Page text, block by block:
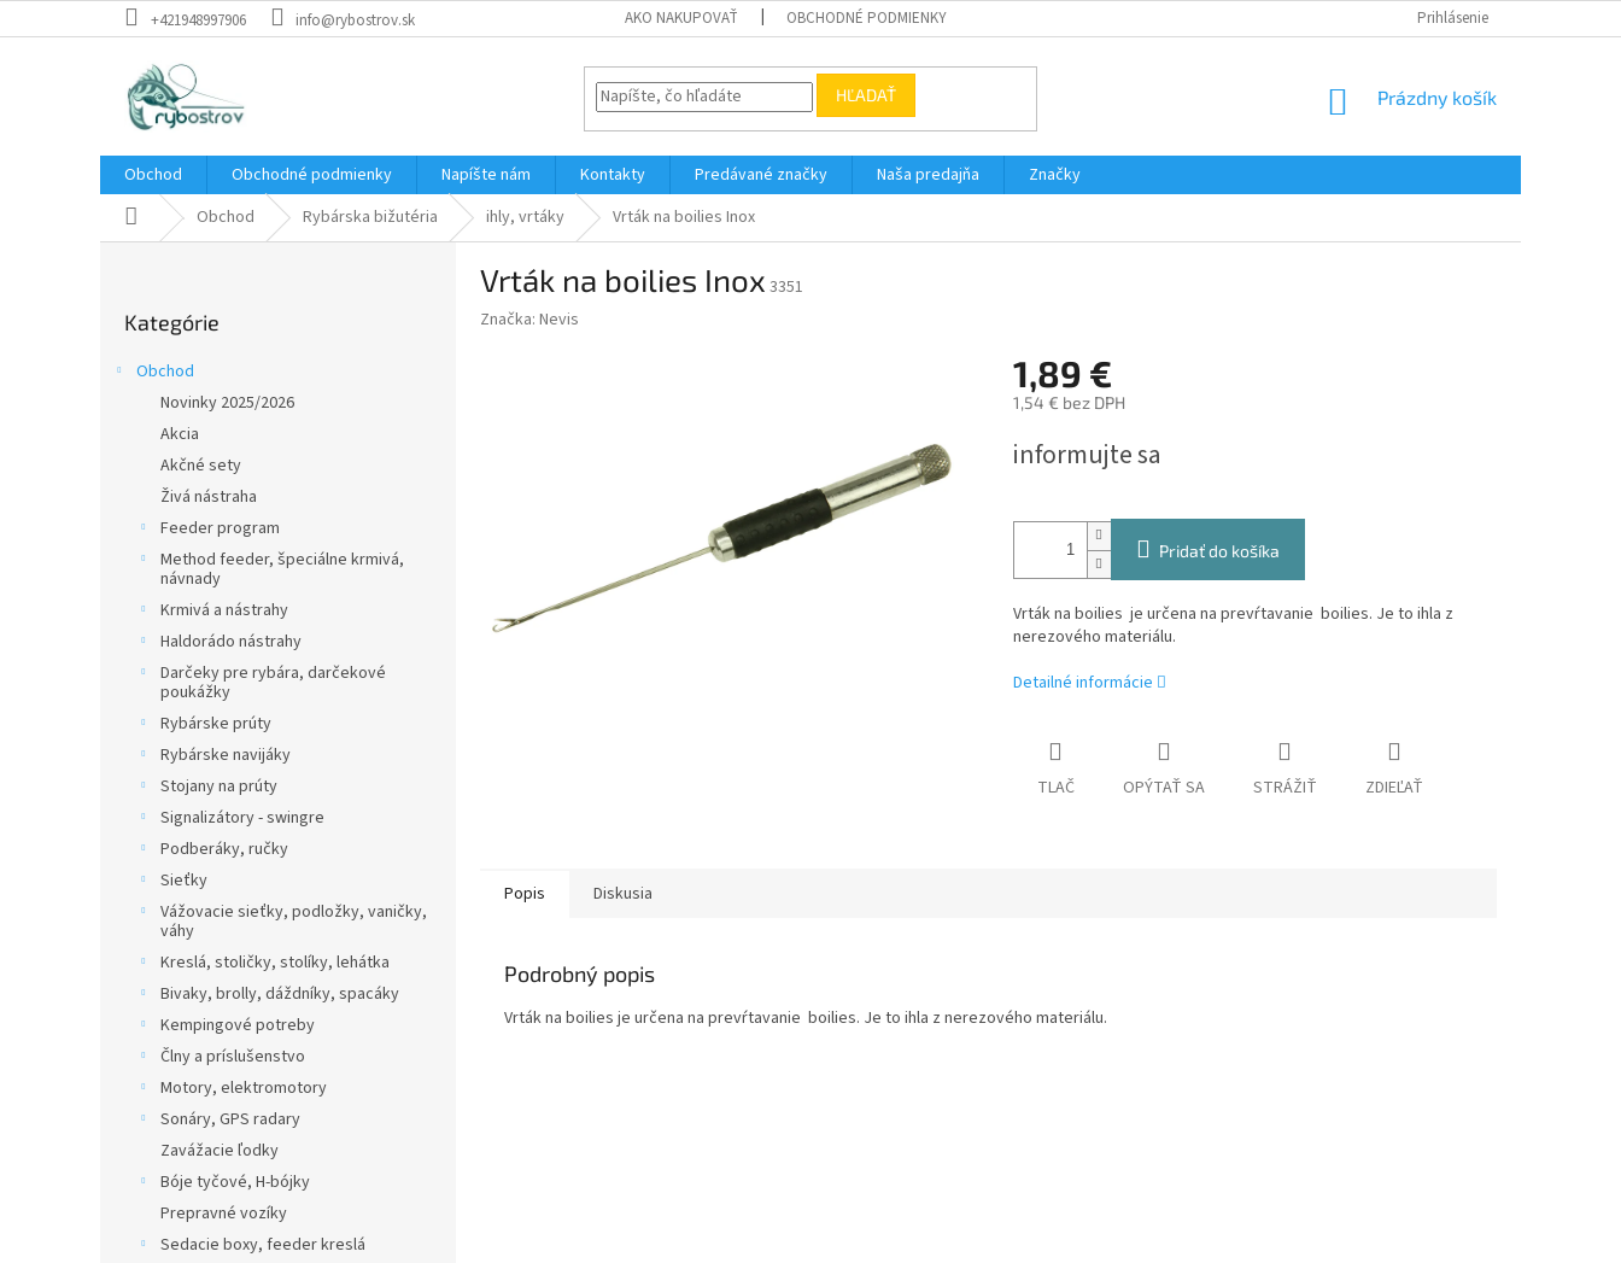
na
+421948997906 info@rybostrov.sk AKO NAKUPOVAŤ OBCHODNÉ PODMIENKY Prihlásenie
HĽADAŤ
NÁKUPNÝ
Prázdny košík
Obchod Obchodné podmienky Napíšte nám Kontakty Predávané značky Naša predajňa
Značky
Domov Obchod Rybárska bižutéria ihly, vrtáky Vrták na boilies Inox
kategórie
Kategórie
Obchod
Novinky 2025/2026
Akcia
Akčné sety
Živá nástraha
Feeder program
Method feeder, špeciálne krmivá,
návnady
Krmivá a nástrahy
Haldorádo nástrahy
Darčeky pre rybára, darčekové
poukážky
Rybárske prúty
Rybárske navijáky
Stojany na prúty
Signalizátory - swingre
Podberáky, ručky
Sieťky
Vážovacie sieťky, podložky, vaničky,
váhy
Kreslá, stoličky, stolíky, lehátka
Bivaky, brolly, dáždníky, spacáky
Kempingové potreby
Člny a príslušenstvo
Motory, elektromotory
Sonáry, GPS radary
Zavážacie ľodky
Bóje tyčové, H-bójky
Prepravné vozíky
Sedacie boxy, feeder kreslá
Vrták na boilies Inox 3351
Značka: Nevis
1,89 €
1,54 € bez DPH
cena:
informujte sa
Pridať do košíka
Vrták na boilies je určena na prevŕtavanie boilies. Je to ihla z
nerezového materiálu.
Detailné informácie
TLAČ OPÝTAŤ SA STRÁŽIŤ ZDIEĽAŤ
Popis Diskusia
Podrobný popis
Vrták na boilies je určena na prevŕtavanie boilies. Je to ihla z nerezového materiálu.